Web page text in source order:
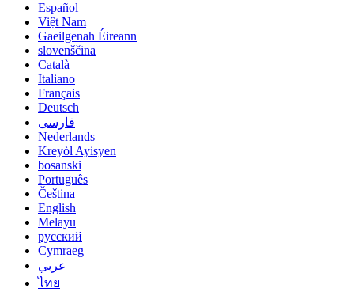
Español
Việt Nam
Gaeilgenah Éireann
slovenščina
Català
Italiano
Français
Deutsch
فارسی
Nederlands
Kreyòl Ayisyen
bosanski
Português
Čeština
English
Melayu
русский
Cymraeg
عربي
ไทย